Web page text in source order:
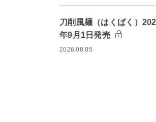
刀削風麺（はくばく）
年9月1日発売
2026.08.05